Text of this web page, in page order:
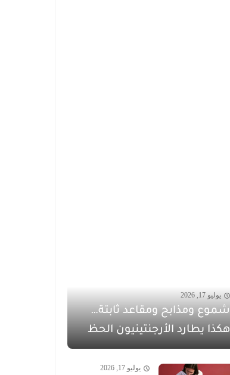
يوليو 17, 2026
شموع ومذابح ومقاعد ثابتة…
هكذا يطارد الأرجنتينيون الحظ
يوليو 17, 2026